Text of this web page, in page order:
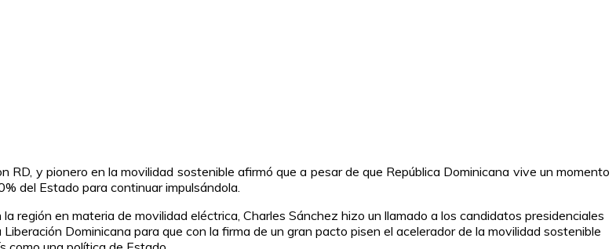
RD, y pionero en la movilidad sostenible afirmó que a pesar de que República Dominicana vive un momento
del Estado para continuar impulsándola.
región en materia de movilidad eléctrica, Charles Sánchez hizo un llamado a los candidatos presidenciales
Dominicana para que con la firma de un gran pacto pisen el acelerador de la movilidad sostenible